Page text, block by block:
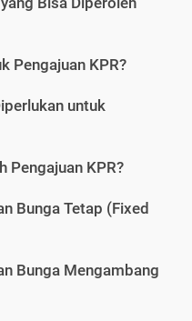
Pengajuan KPR?
untuk
Pengajuan KPR?
Bunga Tetap (Fixed
Bunga Mengambang